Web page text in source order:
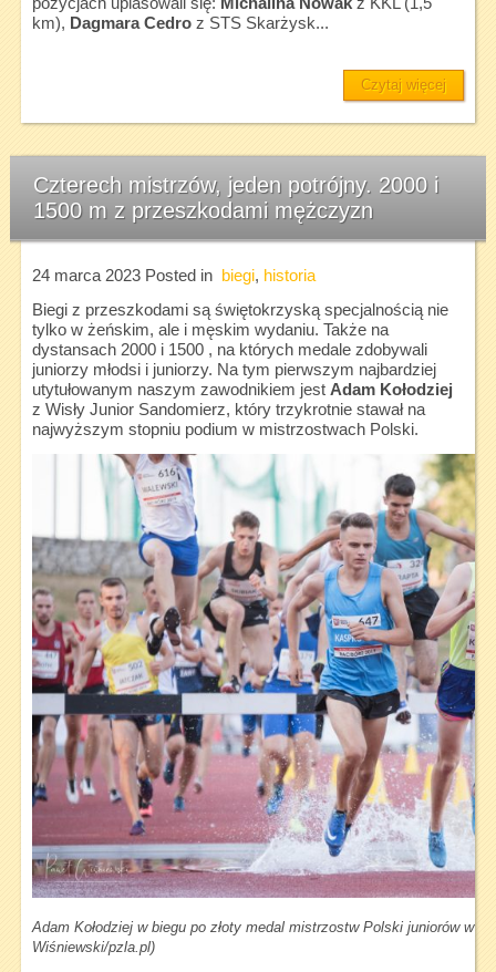
pozycjach uplasowali się: Michalina Nowakz KKL (1,5
km), Dagmara Cedroz STS Skarżysk...
Czytaj więcej
Czterech mistrzów, jeden potrójny. 2000 i
1500 m z przeszkodami mężczyzn
24 marca 2023Posted in biegi, historia
Biegi z przeszkodami są świętokrzyską specjalnością nie
tylko w żeńskim, ale i męskim wydaniu. Także na
dystansach 2000 i 1500 , na których medale zdobywali
juniorzy młodsi i juniorzy. Na tym pierwszym najbardziej
utytułowanym naszym zawodnikiem jest Adam Kołodziej
z Wisły Junior Sandomierz, który trzykrotnie stawał na
najwyższym stopniu podium w mistrzostwach Polski.
Adam Kołodziej w biegu po złoty medal mistrzostw Polski juniorów w
Wiśniewski/pzla.pl)